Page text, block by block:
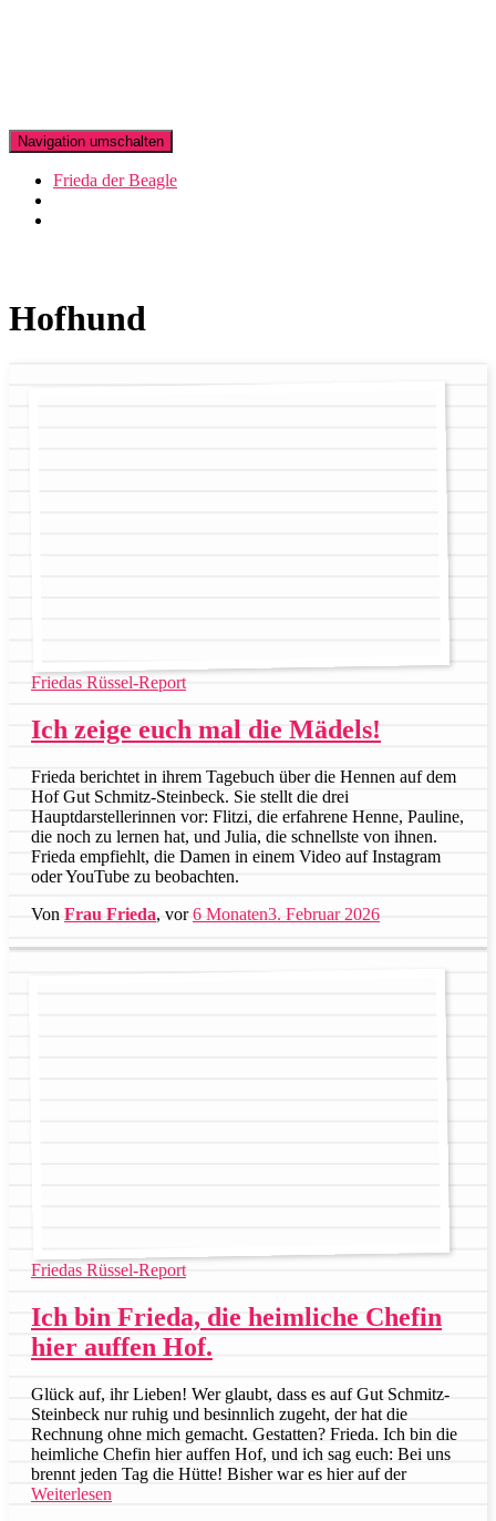
Navigation umschalten
Frieda der Beagle
Hofhund
Friedas Rüssel-Report
Ich zeige euch mal die Mädels!
Frieda berichtet in ihrem Tagebuch über die Hennen auf dem
Hof Gut Schmitz-Steinbeck. Sie stellt die drei
Hauptdarstellerinnen vor: Flitzi, die erfahrene Henne, Pauline,
die noch zu lernen hat, und Julia, die schnellste von ihnen.
Frieda empfiehlt, die Damen in einem Video auf Instagram
oder YouTube zu beobachten.
Von Frau Frieda, vor6 Monaten3. Februar 2026
Friedas Rüssel-Report
Ich bin Frieda, die heimliche Chefin
hier auffen Hof.
Glück auf, ihr Lieben! Wer glaubt, dass es auf Gut Schmitz-
Steinbeck nur ruhig und besinnlich zugeht, der hat die
Rechnung ohne mich gemacht. Gestatten? Frieda. Ich bin die
heimliche Chefin hier auffen Hof, und ich sag euch: Bei uns
brennt jeden Tag die Hütte! Bisher war es hier auf der
Weiterlesen